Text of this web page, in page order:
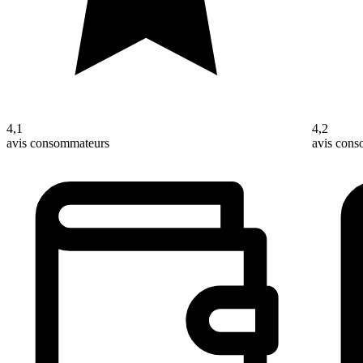
4,1
avis consommateurs
4,2
avis